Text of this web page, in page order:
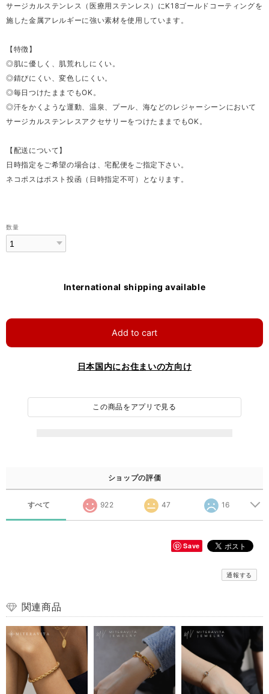
サージカルステンレス（医療用ステンレス）にK18ゴールドコーティングを
施した金属アレルギーに強い素材を使用しています。
【特徴】
◎肌に優しく、肌荒れしにくい。
◎錆びにくい、変色しにくい。
◎毎日つけたままでもOK。
◎汗をかくような運動、温泉、プール、海などのレジャーシーンにおいて
サージカルステンレスアクセサリーをつけたままでもOK。
【配送について】
日時指定をご希望の場合は、宅配便をご指定下さい。
ネコポスはポスト投函（日時指定不可）となります。
数量
International shipping available
Add to cart
日本国内にお住まいの方向け
この商品をアプリで見る
ショップの評価
すべて 922 47 16
Save
通報する
関連商品